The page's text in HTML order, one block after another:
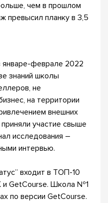
чем в прошлом
превысил планку в 3,5
январе-феврале 2022
знаний школы
не
на территории
внешних
участие свыше
исследования –
интервью.
входит в ТОП-10
и GetСourse. Школа №1
по версии GetCourse.